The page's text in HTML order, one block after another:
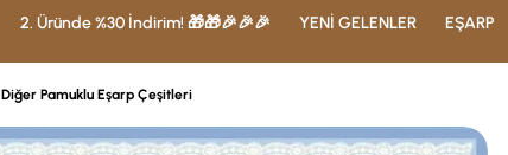
2. Üründe %30 İndirim! 🎁🎁🎉🎉🎉 YENİ GELENLER EŞARP
Diğer Pamuklu Eşarp Çeşitleri